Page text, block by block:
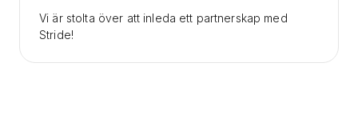
Vi är stolta över att inleda ett partnerskap med
Stride!